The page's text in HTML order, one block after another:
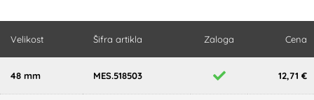
Velikost Šifra artikla Zaloga Cena
48 mm MES.518503 12,71 €